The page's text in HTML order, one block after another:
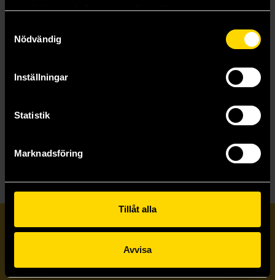
samlat in när du har använt deras tjänster.
Nödvändig
Inställningar
Statistik
Marknadsföring
Tillåt alla
Avvisa
Kamio: Mogu Nyan
Läs mer
Prenumerera på vårt nyhetsbrev
Veckobrevet